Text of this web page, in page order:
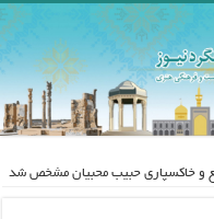
و خاکسپاری حبیب محبیان مشخص شد